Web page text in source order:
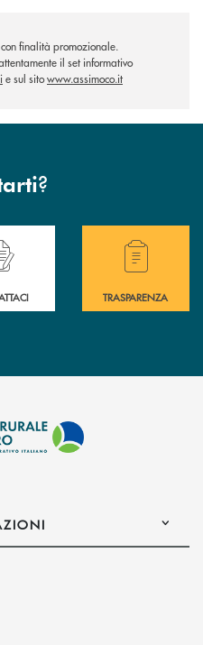
finalità promozionale.
il set informativo
e sul sitowww.assimoco.it
?
. di assistenza immediata?
Hai bisogno di
TRASPARENZA
di posta elettronica)